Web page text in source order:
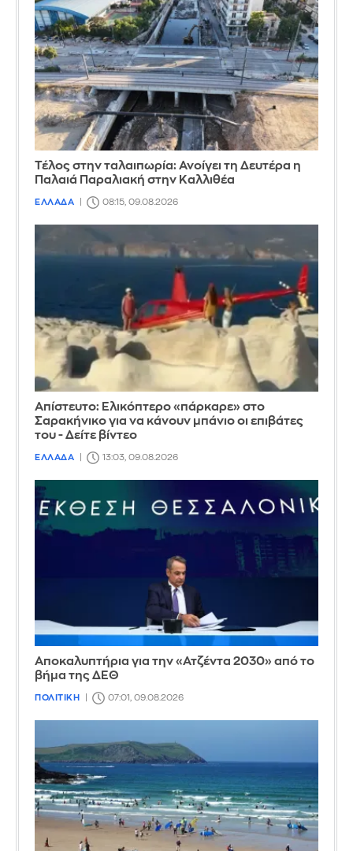
Τέλος στην ταλαιπωρία: Ανοίγει τη Δευτέρα η
Παλαιά Παραλιακή στην Καλλιθέα
ΕΛΛΑΔΑ 08:15, 09.08.2026
Απίστευτο: Ελικόπτερο «πάρκαρε» στο
Σαρακήνικο για να κάνουν μπάνιο οι επιβάτες
του - Δείτε βίντεο
ΕΛΛΑΔΑ 13:03, 09.08.2026
Αποκαλυπτήρια για την «Ατζέντα 2030» από το
βήμα της ΔΕΘ
ΠΟΛΙΤΙΚΗ 07:01, 09.08.2026